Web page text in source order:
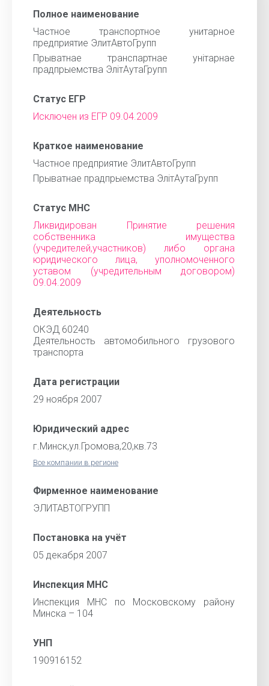
Полное наименование
Частное транспортное унитарное
предприятие ЭлитАвтоГрупп
Прыватнае транспартнае унiтарнае
прадпрыемства ЭлiтАутаГрупп
Статус ЕГР
Исключен из ЕГР 09.04.2009
Краткое наименование
Частное предприятие ЭлитАвтоГрупп
Прыватнае прадпрыемства ЭлiтАутаГрупп
Статус МНС
Ликвидирован Принятие решения
собственника имущества
(учредителей,участников) либо органа
юридического лица, уполномоченного
уставом (учредительным договором)
09.04.2009
Деятельность
ОКЭД 60240
Деятельность автомобильного грузового
транспорта
Дата регистрации
29 ноября 2007
Юридический адрес
г.Минск,ул.Громова,20,кв.73
Все компании в регионе
Фирменное наименование
ЭЛИТАВТОГРУПП
Постановка на учёт
05 декабря 2007
Инспекция МНС
Инспекция МНС по Московскому району
Минска – 104
УНП
190916152